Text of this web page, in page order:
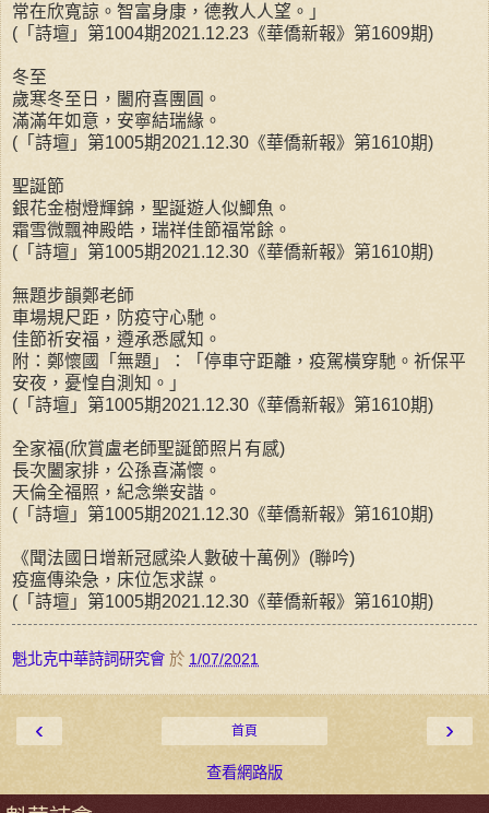
常在欣寬諒。智富身康，德教人人望。」
(「詩壇」第1004期2021.12.23《華僑新報》第1609期)
冬至
歲寒冬至日，闔府喜團圓。
滿滿年如意，安寧結瑞緣。
(「詩壇」第1005期2021.12.30《華僑新報》第1610期)
聖誕節
銀花金樹燈輝錦，聖誕遊人似鯽魚。
霜雪微飄神殿皓，瑞祥佳節福常餘。
(「詩壇」第1005期2021.12.30《華僑新報》第1610期)
無題步韻鄭老師
車場規尺距，防疫守心馳。
佳節祈安福，遵承悉感知。
附：鄭懷國「無題」：「停車守距離，疫駕橫穿馳。祈保平
安夜，憂惶自測知。」
(「詩壇」第1005期2021.12.30《華僑新報》第1610期)
全家福(欣賞盧老師聖誕節照片有感)
長次闔家排，公孫喜滿懷。
天倫全福照，紀念樂安諧。
(「詩壇」第1005期2021.12.30《華僑新報》第1610期)
《聞法國日增新冠感染人數破十萬例》(聯吟)
疫瘟傳染急，床位怎求謀。
(「詩壇」第1005期2021.12.30《華僑新報》第1610期)
魁北克中華詩詞研究會 於 1/07/2021
‹ ›
首頁
查看網路版